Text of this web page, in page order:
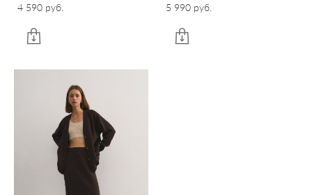
4 590 pуб.
5 990 pуб.